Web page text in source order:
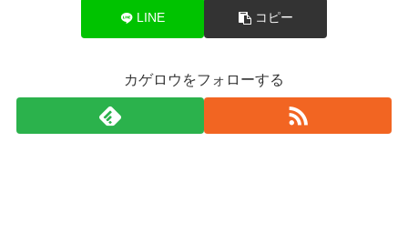
LINE コピー
カゲロウをフォローする